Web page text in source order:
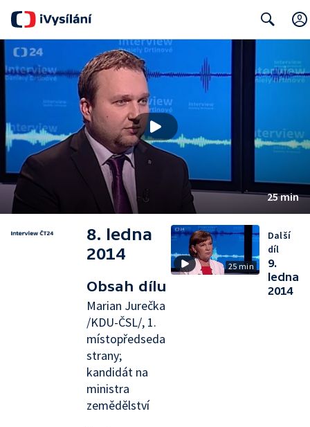
25 min
8. ledna
2014
Obsah dílu
Marian Jurečka
/KDU-ČSL/, 1.
místopředseda
strany;
kandidát na
ministra
zemědělství
25 min
Další
díl
9.
ledna
2014